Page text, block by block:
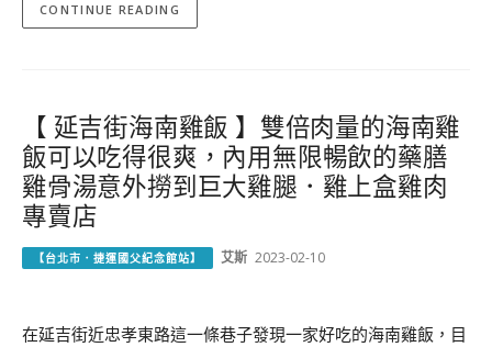
CONTINUE READING
【 延吉街海南雞飯 】雙倍肉量的海南雞
飯可以吃得很爽，內用無限暢飲的藥膳
雞骨湯意外撈到巨大雞腿．雞上盒雞肉
專賣店
【台北市．捷運國父紀念館站】 艾斯 2023-02-10
在延吉街近忠孝東路這一條巷子發現一家好吃的海南雞飯，目